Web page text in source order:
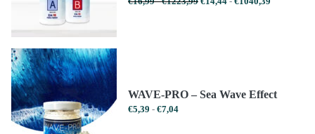
WAVE-PRO – Sea Wave Effect
€5,39 - €7,04Prijsklasse: